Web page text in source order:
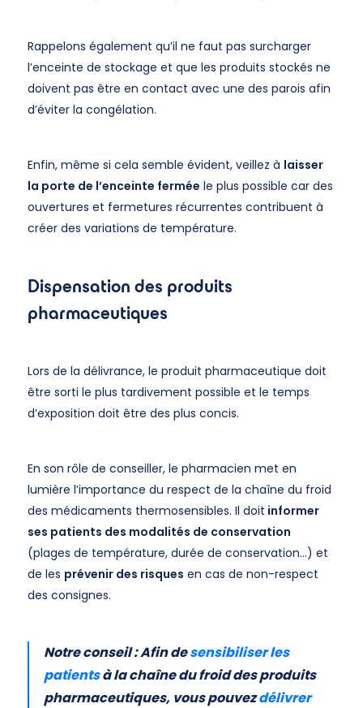
Rappelons également qu’il ne faut pas surcharger
l’enceinte de stockage et que les produits stockés ne
doivent pas être en contact avec une des parois afin
d’éviter la congélation.
Enfin, même si cela semble évident, veillez à laisser
la porte de l’enceinte fermée le plus possible car des
ouvertures et fermetures récurrentes contribuent à
créer des variations de température.
Dispensation des produits
pharmaceutiques
Lors de la délivrance, le produit pharmaceutique doit
être sorti le plus tardivement possible et le temps
d’exposition doit être des plus concis.
En son rôle de conseiller, le pharmacien met en
lumière l’importance du respect de la chaîne du froid
des médicaments thermosensibles. Il doit informer
ses patients des modalités de conservation
(plages de température, durée de conservation…) et
de les prévenir des risques en cas de non-respect
des consignes.
Notre conseil : Afin desensibiliser les
patientsà la chaîne du froid des produits
pharmaceutiques, vous pouvezdélivrer